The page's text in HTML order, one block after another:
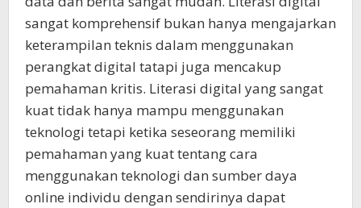
sangat komprehensif bukan hanya mengajarkan
keterampilan teknis dalam menggunakan
perangkat digital tatapi juga mencakup
pemahaman kritis. Literasi digital yang sangat
kuat tidak hanya mampu menggunakan
teknologi tetapi ketika seseorang memiliki
pemahaman yang kuat tentang cara
menggunakan teknologi dan sumber daya
online individu dengan sendirinya dapat